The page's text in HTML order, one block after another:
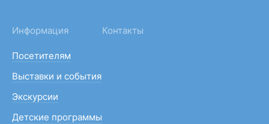
Информация
Посетителям
Выставки и события
Экскурсии
Детские программы
Контакты